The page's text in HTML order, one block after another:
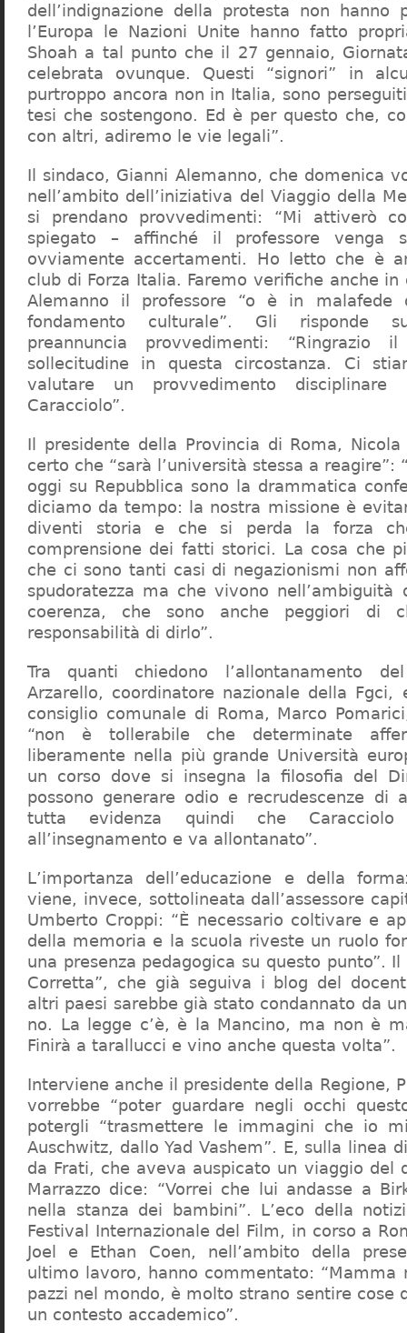
dell’indignazione della protesta non hanno
l’Europa le Nazioni Unite hanno fatto
Shoah a tal punto che il 27 gennaio,
celebrata ovunque. Questi “signori” in
purtroppo ancora non in Italia, sono
tesi che sostengono. Ed è per questo che,
con altri, adiremo le vie legali”.
Il sindaco, Gianni Alemanno, che domenica
nell’ambito dell’iniziativa del Viaggio della
si prendano provvedimenti: “Mi attiverò
spiegato – affinché il professore venga
ovviamente accertamenti. Ho letto che è
club di Forza Italia. Faremo verifiche anche in
Alemanno il professore “o è in malafede
fondamento culturale”. Gli risponde
preannuncia provvedimenti:
sollecitudine in questa circostanza. Ci
valutare un provvedimento
Caracciolo”.
Il presidente della Provincia di Roma,
certo che “sarà l’università stessa a reagire”:
oggi su Repubblica sono la drammatica
diciamo da tempo: la nostra missione è
diventi storia e che si perda la forza
comprensione dei fatti storici. La cosa che
che ci sono tanti casi di negazionismi non
spudoratezza ma che vivono nell’ambiguità
coerenza, che sono anche peggiori di
responsabilità di dirlo”.
Tra quanti chiedono l’allontanamento
Arzarello, coordinatore nazionale della
consiglio comunale di Roma, Marco
“non è tollerabile che determinate
liberamente nella più grande Università
un corso dove si insegna la filosofia del
possono generare odio e recrudescenze di
tutta evidenza quindi che
all’insegnamento e va allontanato”.
L’importanza dell’educazione e della
viene, invece, sottolineata dall’assessore
Umberto Croppi: “È necessario coltivare e
della memoria e la scuola riveste un ruolo
una presenza pedagogica su questo punto”.
Corretta”, che già seguiva i blog del
altri paesi sarebbe già stato condannato da
no. La legge c’è, è la Mancino, ma non è
Finirà a tarallucci e vino anche questa volta”.
Interviene anche il presidente della Regione,
vorrebbe “poter guardare negli occhi
potergli “trasmettere le immagini che io
Auschwitz, dallo Yad Vashem”. E, sulla linea
da Frati, che aveva auspicato un viaggio del
Marrazzo dice: “Vorrei che lui andasse a
nella stanza dei bambini”. L’eco della
Festival Internazionale del Film, in corso a
Joel e Ethan Coen, nell’ambito della
ultimo lavoro, hanno commentato: “Mamma
pazzi nel mondo, è molto strano sentire cose
un contesto accademico”.